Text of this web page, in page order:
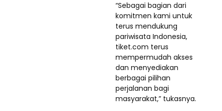
“Sebagai bagian dari
komitmen kami untuk
terus mendukung
pariwisata Indonesia,
tiket.com terus
mempermudah akses
dan menyediakan
berbagai pilihan
perjalanan bagi
masyarakat,” tukasnya.